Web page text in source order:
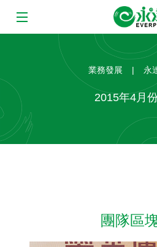
MDRT
業務發展 | 永
2015年4月
團隊區